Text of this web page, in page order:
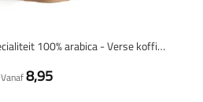
Monsooned Malabar specialiteit 100% arabica - Verse koffiebonen
Vanaf8,95